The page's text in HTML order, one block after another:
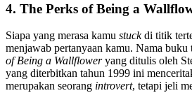
4. The Perks of Being a
Siapa yang merasa kamu stuckdi titik
menjawab pertanyaan kamu. Nama buku
of Being a Wallfloweryang ditulis oleh
yang diterbitkan tahun 1999 ini
merupakan seorang introvert, tetapi jeli